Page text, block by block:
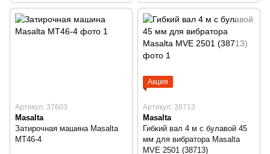
Артикул: 37603
Masalta
Затирочная машина Masalta
MT46-4
Акция
Артикул: 38713
Masalta
Гибкий вал 4 м с булавой 45
мм для вибратора Masalta
MVE 2501 (38713)